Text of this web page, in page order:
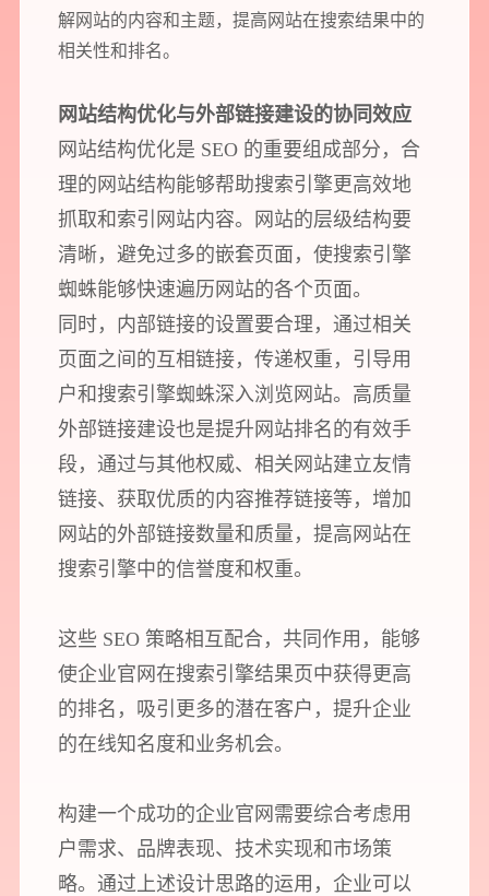
解网站的内容和主题，提高网站在搜索结果中的
相关性和排名。
网站结构优化与外部链接建设的协同效应
网站结构优化是 SEO 的重要组成部分，合
理的网站结构能够帮助搜索引擎更高效地
抓取和索引网站内容。网站的层级结构要
清晰，避免过多的嵌套页面，使搜索引擎
蜘蛛能够快速遍历网站的各个页面。
同时，内部链接的设置要合理，通过相关
页面之间的互相链接，传递权重，引导用
户和搜索引擎蜘蛛深入浏览网站。高质量
外部链接建设也是提升网站排名的有效手
段，通过与其他权威、相关网站建立友情
链接、获取优质的内容推荐链接等，增加
网站的外部链接数量和质量，提高网站在
搜索引擎中的信誉度和权重。
这些 SEO 策略相互配合，共同作用，能够
使企业官网在搜索引擎结果页中获得更高
的排名，吸引更多的潜在客户，提升企业
的在线知名度和业务机会。
构建一个成功的企业官网需要综合考虑用
户需求、品牌表现、技术实现和市场策
略。通过上述设计思路的运用，企业可以